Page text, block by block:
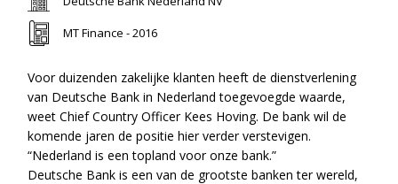
MT Finance - 2016
Voor duizenden zakelijke klanten heeft de dienstverlening
van Deutsche Bank in Nederland toegevoegde waarde,
weet Chief Country Officer Kees Hoving. De bank wil de
komende jaren de positie hier verder verstevigen.
“Nederland is een topland voor onze bank.”
Deutsche Bank is een van de grootste banken ter wereld,